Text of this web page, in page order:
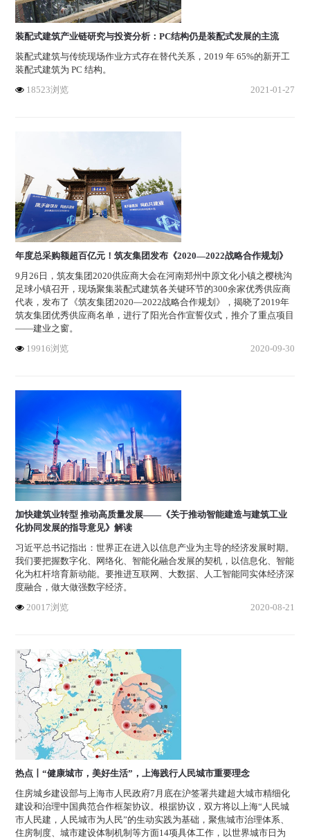
装配式建筑产业链研究与投资分析：PC结构仍是装配式发展的主流
装配式建筑与传统现场作业方式存在替代关系，2019 年 65%的新开工
装配式建筑为 PC 结构。
18523浏览
2021-01-27
年度总采购额超百亿元！筑友集团发布《2020—2022战略合作规划》
9月26日，筑友集团2020供应商大会在河南郑州中原文化小镇之樱桃沟
足球小镇召开，现场聚集装配式建筑各关键环节的300余家优秀供应商
代表，发布了《筑友集团2020—2022战略合作规划》，揭晓了2019年
筑友集团优秀供应商名单，进行了阳光合作宣誓仪式，推介了重点项目
——建业之窗。
19916浏览
2020-09-30
加快建筑业转型 推动高质量发展——《关于推动智能建造与建筑工业
化协同发展的指导意见》解读
习近平总书记指出：世界正在进入以信息产业为主导的经济发展时期。
我们要把握数字化、网络化、智能化融合发展的契机，以信息化、智能
化为杠杆培育新动能。要推进互联网、大数据、人工智能同实体经济深
度融合，做大做强数字经济。
20017浏览
2020-08-21
热点丨“健康城市，美好生活”，上海践行人民城市重要理念
住房城乡建设部与上海市人民政府7月底在沪签署共建超大城市精细化
建设和治理中国典范合作框架协议。根据协议，双方将以上海“人民城
市人民建，人民城市为人民”的生动实践为基础，聚焦城市治理体系、
住房制度、城市建设体制机制等方面14项具体工作，以世界城市日为